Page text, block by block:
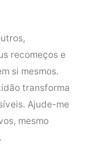
recomeços e
si mesmos.
transforma
Ajude-me
mesmo